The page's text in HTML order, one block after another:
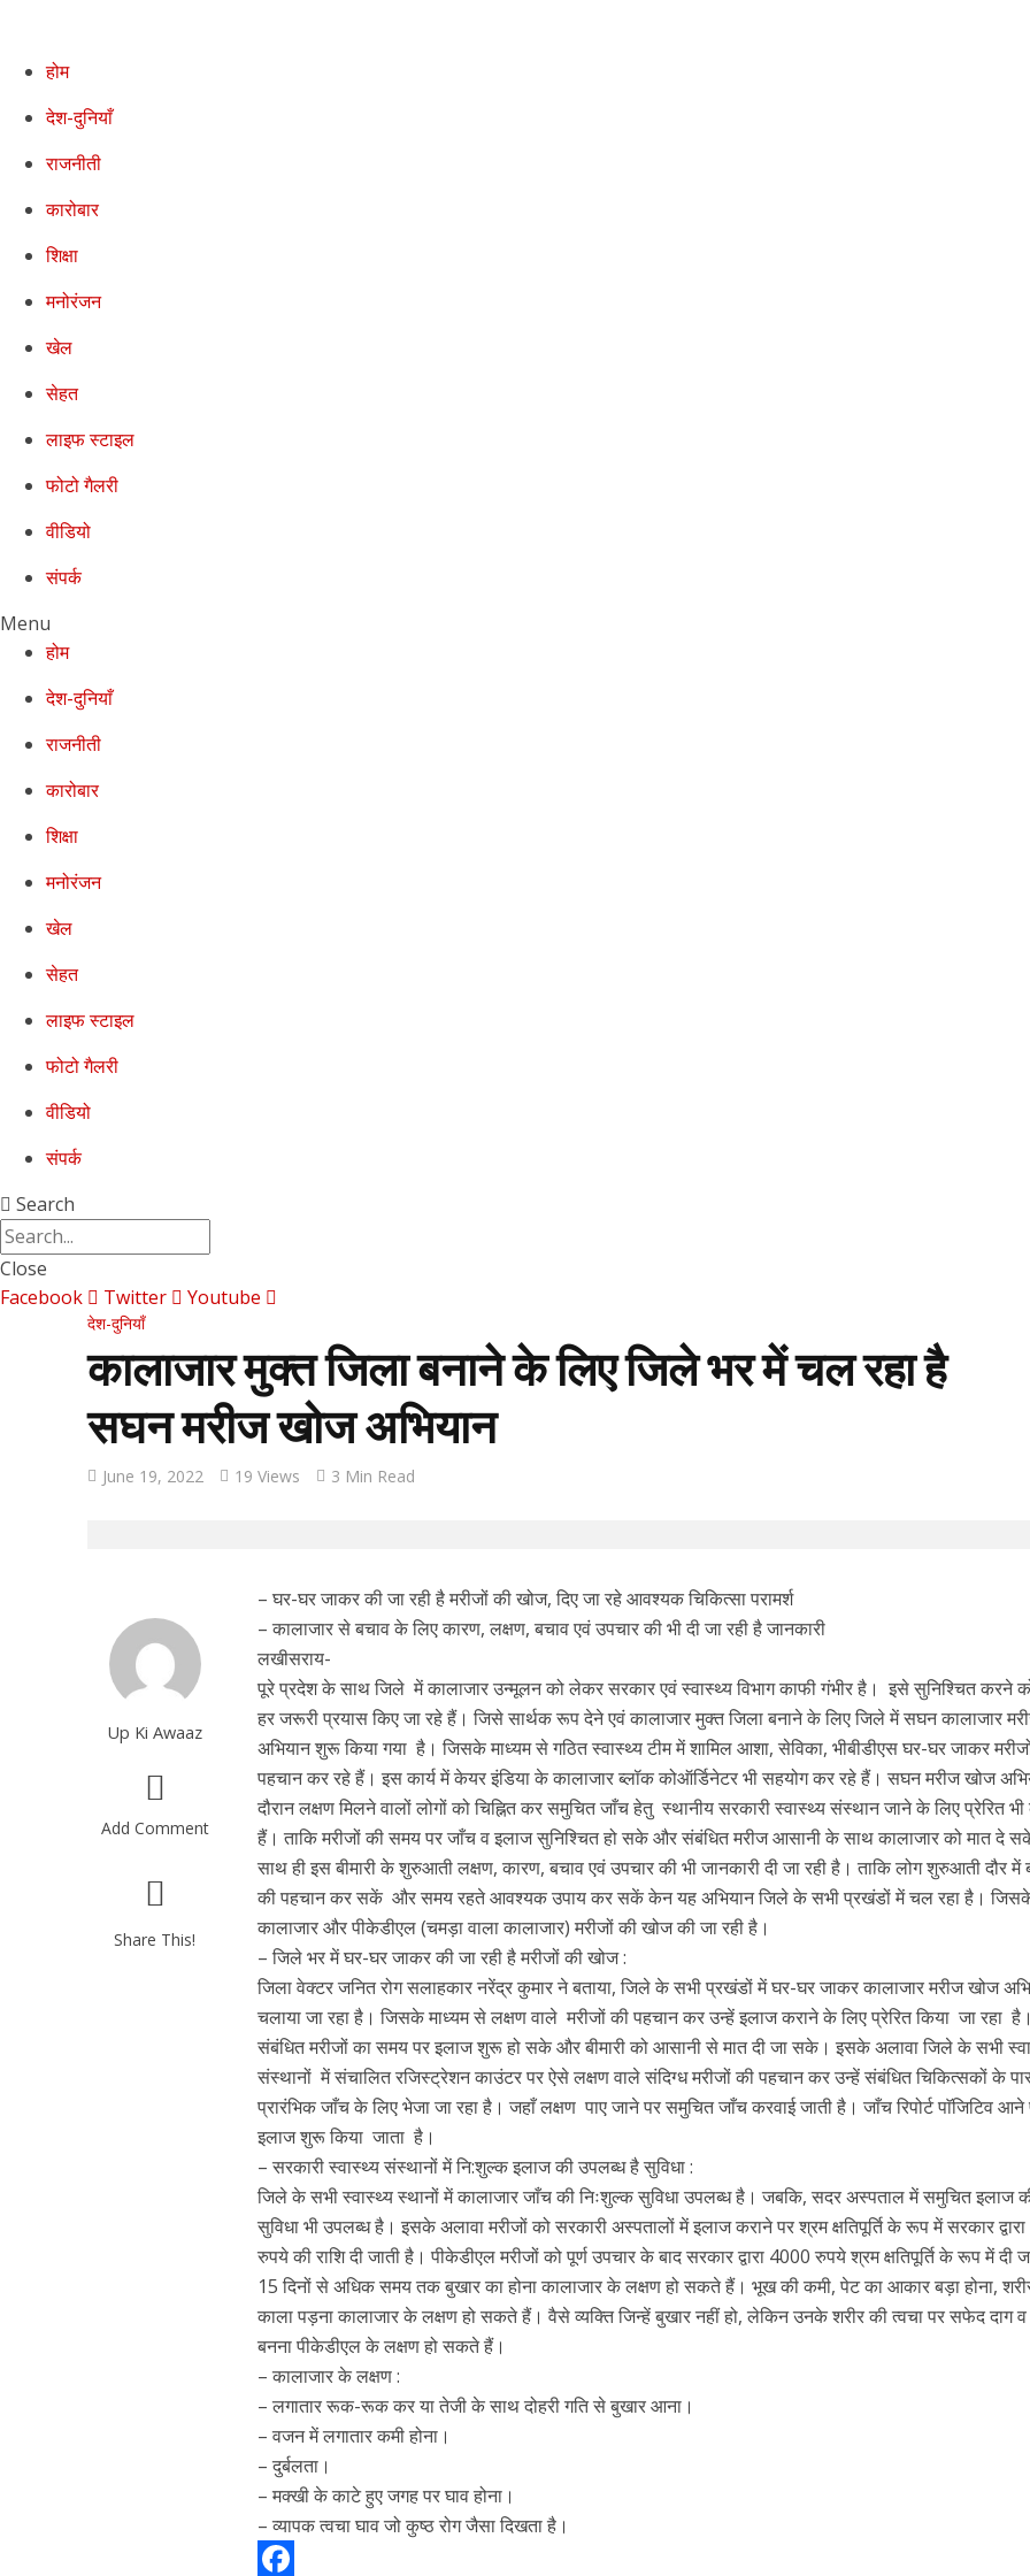
होम
देश-दुनियाँ
राजनीती
कारोबार
शिक्षा
मनोरंजन
खेल
सेहत
लाइफ स्टाइल
फोटो गैलरी
वीडियो
संपर्क
Menu
होम
देश-दुनियाँ
राजनीती
कारोबार
शिक्षा
मनोरंजन
खेल
सेहत
लाइफ स्टाइल
फोटो गैलरी
वीडियो
संपर्क
Search
Close
Facebook
Twitter Youtube
देश-दुनियाँ
कालाजार मुक्त जिला बनाने के लिए जिले भर में चल रहा है
सघन मरीज खोज अभियान
June 19, 2022 19 Views 3 Min Read
Up Ki Awaaz
Add Comment
Share This!
– घर-घर जाकर की जा रही है मरीजों की खोज, दिए जा रहे आवश्यक चिकित्सा परामर्श
– कालाजार से बचाव के लिए कारण, लक्षण, बचाव एवं उपचार की भी दी जा रही है जानकारी
लखीसराय-
पूरे प्रदेश के साथ जिले में कालाजार उन्मूलन को लेकर सरकार एवं स्वास्थ्य विभाग काफी गंभीर है। इसे सुनिश्चित करने
हर जरूरी प्रयास किए जा रहे हैं। जिसे सार्थक रूप देने एवं कालाजार मुक्त जिला बनाने के लिए जिले में सघन कालाजार
अभियान शुरू किया गया है। जिसके माध्यम से गठित स्वास्थ्य टीम में शामिल आशा, सेविका, भीबीडीएस घर-घर जाकर
पहचान कर रहे हैं। इस कार्य में केयर इंडिया के कालाजार ब्लॉक कोऑर्डिनेटर भी सहयोग कर रहे हैं। सघन मरीज खोज
दौरान लक्षण मिलने वालों लोगों को चिह्नित कर समुचित जाँच हेतु स्थानीय सरकारी स्वास्थ्य संस्थान जाने के लिए प्रेरित
हैं। ताकि मरीजों की समय पर जाँच व इलाज सुनिश्चित हो सके और संबंधित मरीज आसानी के साथ कालाजार को मात दे
साथ ही इस बीमारी के शुरुआती लक्षण, कारण, बचाव एवं उपचार की भी जानकारी दी जा रही है। ताकि लोग शुरुआती दौर में
की पहचान कर सकें और समय रहते आवश्यक उपाय कर सकें केन यह अभियान जिले के सभी प्रखंडों में चल रहा है। जिसके
कालाजार और पीकेडीएल (चमड़ा वाला कालाजार) मरीजों की खोज की जा रही है।
– जिले भर में घर-घर जाकर की जा रही है मरीजों की खोज :
जिला वेक्टर जनित रोग सलाहकार नरेंद्र कुमार ने बताया, जिले के सभी प्रखंडों में घर-घर जाकर कालाजार मरीज खोज
चलाया जा रहा है। जिसके माध्यम से लक्षण वाले मरीजों की पहचान कर उन्हें इलाज कराने के लिए प्रेरित किया जा रहा
संबंधित मरीजों का समय पर इलाज शुरू हो सके और बीमारी को आसानी से मात दी जा सके। इसके अलावा जिले के सभी
संस्थानों में संचालित रजिस्ट्रेशन काउंटर पर ऐसे लक्षण वाले संदिग्ध मरीजों की पहचान कर उन्हें संबंधित चिकित्सकों के
प्रारंभिक जाँच के लिए भेजा जा रहा है। जहाँ लक्षण पाए जाने पर समुचित जाँच करवाई जाती है। जाँच रिपोर्ट पाॅजिटिव आने
इलाज शुरू किया जाता है।
– सरकारी स्वास्थ्य संस्थानों में नि:शुल्क इलाज की उपलब्ध है सुविधा :
जिले के सभी स्वास्थ्य स्थानों में कालाजार जाँच की निःशुल्क सुविधा उपलब्ध है। जबकि, सदर अस्पताल में समुचित इलाज
सुविधा भी उपलब्ध है। इसके अलावा मरीजों को सरकारी अस्पतालों में इलाज कराने पर श्रम क्षतिपूर्ति के रूप में सरकार
रुपये की राशि दी जाती है। पीकेडीएल मरीजों को पूर्ण उपचार के बाद सरकार द्वारा 4000 रुपये श्रम क्षतिपूर्ति के रूप में दी
15 दिनों से अधिक समय तक बुखार का होना कालाजार के लक्षण हो सकते हैं। भूख की कमी, पेट का आकार बड़ा होना,
काला पड़ना कालाजार के लक्षण हो सकते हैं। वैसे व्यक्ति जिन्हें बुखार नहीं हो, लेकिन उनके शरीर की त्वचा पर सफेद दाग व
बनना पीकेडीएल के लक्षण हो सकते हैं।
– कालाजार के लक्षण :
– लगातार रूक-रूक कर या तेजी के साथ दोहरी गति से बुखार आना।
– वजन में लगातार कमी होना।
– दुर्बलता।
– मक्खी के काटे हुए जगह पर घाव होना।
– व्यापक त्वचा घाव जो कुष्ठ रोग जैसा दिखता है।